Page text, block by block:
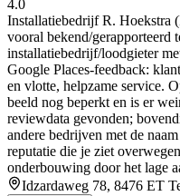
4.0
Installatiebedrijf R. Hoekstra
vooral bekend/gerapporteerd
installatiebedrijf/loodgieter
Google Places-feedback:
en vlotte, helpzame service.
beeld nog beperkt en is er
reviewdata gevonden;
andere bedrijven met de
reputatie die je ziet
onderbouwing door het lage
Idzardaweg 78, 8476 ET